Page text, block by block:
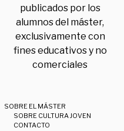
publicados por los
alumnos del máster,
exclusivamente con
fines educativos y no
comerciales
SOBRE EL MÁSTER
SOBRE CULTURA JOVEN
CONTACTO